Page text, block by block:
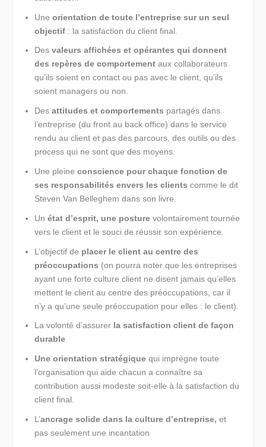
Uneorientation de toute l’entreprise sur un seul
objectif : la satisfaction du client final.
Desvaleurs affichées et opérantes qui donnent
des repères de comportement aux collaborateurs
qu’ils soient en contact ou pas avec le client, qu’ils
soient managers ou non.
Desattitudes et comportements partagés dans
l’entreprise (du front au back office) dans le service
rendu au client et pas des parcours, des outils ou des
process qui ne sont que des moyens.
Une pleine conscience pour chaque fonction de
ses responsabilités envers les clients comme le dit
Steven Van Belleghem dans son livre.
Unétat d’esprit, une posture volontairement tournée
vers le client et le souci de réussir son expérience.
L’objectif de placer le client au centre des
préoccupations (on pourra noter que les entreprises
ayant une forte culture client ne disent jamais qu’elles
mettent le client au centre des préoccupations, car il
n’y a qu’une seule préoccupation pour elles : le client).
La volonté d’assurer la satisfaction client de façon
durable
Une orientation stratégique qui imprègne toute
l’organisation qui aide chacun a connaître sa
contribution aussi modeste soit-elle à la satisfaction du
client final.
L’ancrage solide dans la culture d’entreprise,et
pas seulement une incantation